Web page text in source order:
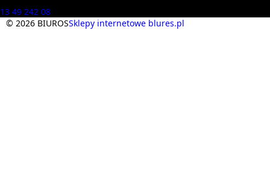
13 49 242 08
© 2026 BIUROSSklepy internetowe blures.pl